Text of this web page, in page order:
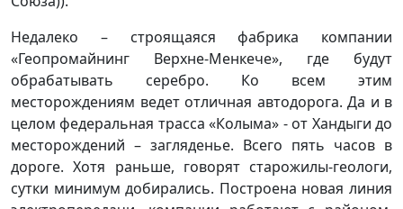
Недалеко – строящаяся фабрика компании
«Геопромайнинг Верхне-Менкече», где будут
обрабатывать серебро. Ко всем этим
месторождениям ведет отличная автодорога. Да и в
целом федеральная трасса «Колыма» - от Хандыги до
месторождений – загляденье. Всего пять часов в
дороге. Хотя раньше, говорят старожилы-геологи,
сутки минимум добирались. Построена новая линия